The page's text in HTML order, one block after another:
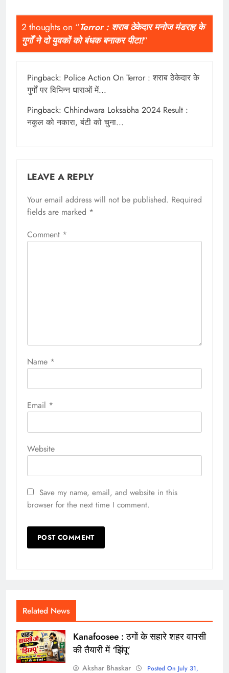
2 thoughts on “Terror : शराब ठेकेदार मनोज मंडराह के
गुर्गों ने दो युवकों को बंधक बनाकर पीटा!”
Pingback: Police Action On Terror : शराब ठेकेदार के
गुर्गों पर विभिन्न धाराओं में...
Pingback: Chhindwara Loksabha 2024 Result :
नकुल को नकारा, बंटी को चुना...
LEAVE A REPLY
Your email address will not be published. Required
fields are marked *
Comment *
Name *
Email *
Website
Save my name, email, and website in this
browser for the next time I comment.
Related News
Kanafoosee : ठगों के सहारे शहर वापसी
की तैयारी में ‘झिंपू’
Akshar Bhaskar Posted On July 31,